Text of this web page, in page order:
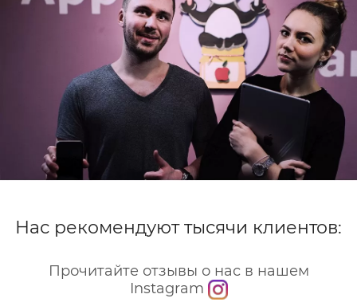
Нас рекомендуют тысячи клиентов:
Прочитайте отзывы о нас в нашем
Instagram